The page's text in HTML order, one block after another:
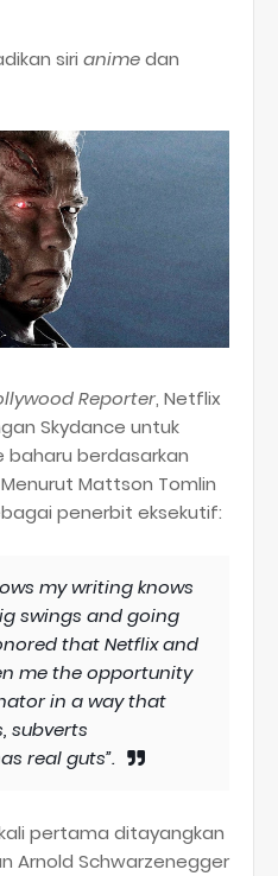
siri animedan
Reporter, Netflix
Skydance untuk
baharu berdasarkan
Mattson Tomlin
penerbit eksekutif:
my writing knows
swings and going
that Netflix and
me the opportunity
in a way that
subverts
real guts”.
pertama ditayangkan
Arnold Schwarzenegger